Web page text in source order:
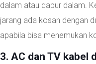
dalam atau dapur dalam.
jarang ada kosan dengan
apabila bisa menemukan
3. AC dan TV kabel